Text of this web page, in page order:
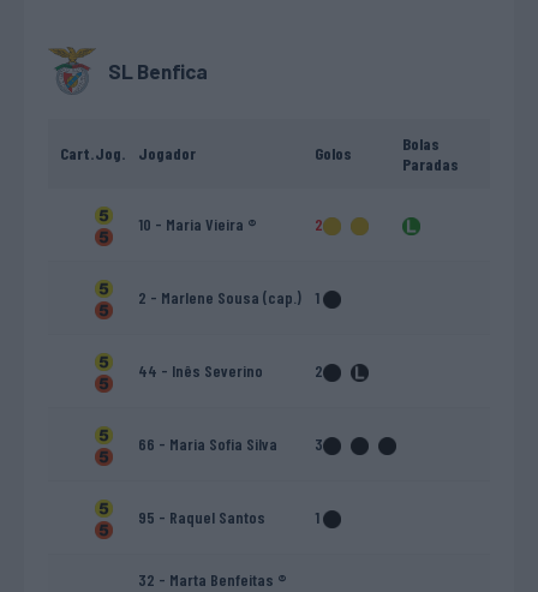
SL Benfica
Cart.Jog. Jogador Golos
Bolas
Paradas
10 - Maria Vieira ® 2
2 - Marlene Sousa (cap.) 1
44 - Inês Severino 2
66 - Maria Sofia Silva 3
95 - Raquel Santos 1
32 - Marta Benfeitas ®